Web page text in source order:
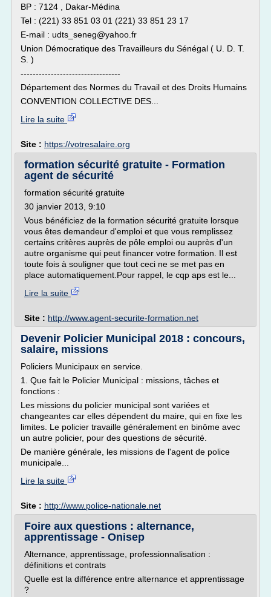
BP : 7124 , Dakar-Médina
Tel : (221) 33 851 03 01 (221) 33 851 23 17
E-mail : udts_seneg@yahoo.fr
Union Démocratique des Travailleurs du Sénégal ( U. D. T.
S. )
---------------------------------
Département des Normes du Travail et des Droits Humains
CONVENTION COLLECTIVE DES...
Lire la suite
Site : https://votresalaire.org
formation sécurité gratuite - Formation
agent de sécurité
formation sécurité gratuite
30 janvier 2013, 9:10
Vous bénéficiez de la formation sécurité gratuite lorsque
vous êtes demandeur d'emploi et que vous remplissez
certains critères auprès de pôle emploi ou auprès d'un
autre organisme qui peut financer votre formation. Il est
toute fois à souligner que tout ceci ne se met pas en
place automatiquement.Pour rappel, le cqp aps est le...
Lire la suite
Site : http://www.agent-securite-formation.net
Devenir Policier Municipal 2018 : concours,
salaire, missions
Policiers Municipaux en service.
1. Que fait le Policier Municipal : missions, tâches et
fonctions :
Les missions du policier municipal sont variées et
changeantes car elles dépendent du maire, qui en fixe les
limites. Le policier travaille généralement en binôme avec
un autre policier, pour des questions de sécurité.
De manière générale, les missions de l'agent de police
municipale...
Lire la suite
Site : http://www.police-nationale.net
Foire aux questions : alternance,
apprentissage - Onisep
Alternance, apprentissage, professionnalisation :
définitions et contrats
Quelle est la différence entre alternance et apprentissage
?